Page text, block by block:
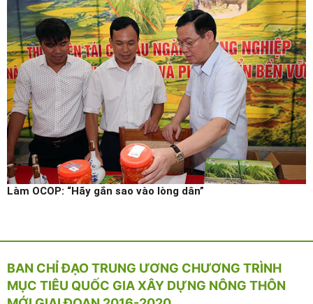
Làm OCOP: “Hãy gắn sao vào lòng dân”
BAN CHỈ ĐẠO TRUNG ƯƠNG CHƯƠNG TRÌNH
MỤC TIÊU QUỐC GIA XÂY DỰNG NÔNG THÔN